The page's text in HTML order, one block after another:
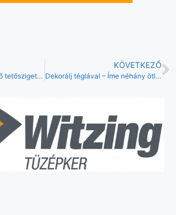
Sikalastic-580 kenhető tetőszigetelés
KÖVETKEZŐ
Dekorálj téglával – Íme néhány ötlet!